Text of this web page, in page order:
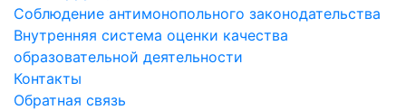
Соблюдение антимонопольного законодательства
Внутренняя система оценки качества
образовательной деятельности
Контакты
Обратная связь